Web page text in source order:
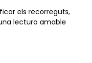
els recorreguts,
lectura amable